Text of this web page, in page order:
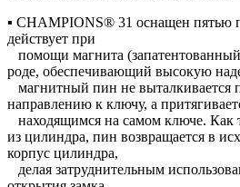
▪ CHAMPIONS® 31 оснащен пятью
действует при
помощи магнита
роде, обеспечивающий высокую
магнитный пин не выталкивается
направлению к ключу, а
находящимся на самом ключе. Как
из цилиндра, пин возвращается в
корпус цилиндра,
делая затруднительным